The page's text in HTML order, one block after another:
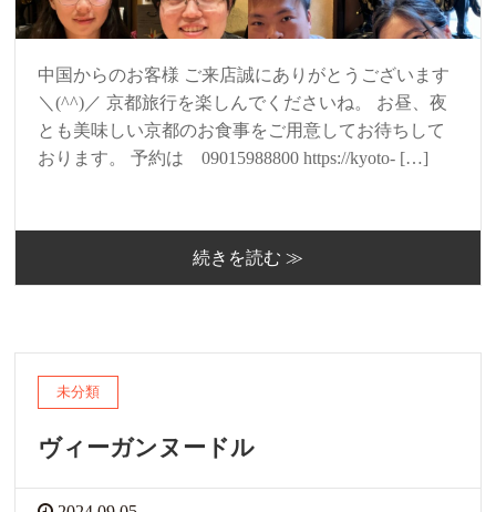
中国からのお客様 ご来店誠にありがとうございます
＼(^^)／ 京都旅行を楽しんでくださいね。 お昼、夜
とも美味しい京都のお食事をご用意してお待ちして
おります。 予約は 09015988800 https://kyoto- […]
続きを読む ≫
未分類
ヴィーガンヌードル